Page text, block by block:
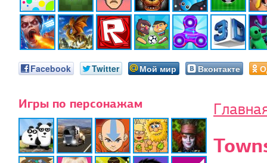
Facebook Twitter Мой мир Вконтакте
Игры по персонажам